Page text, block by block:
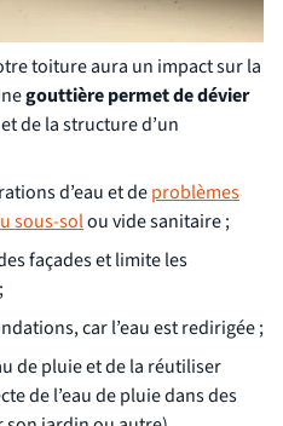
toiture aura un impact sur la
gouttière permet de dévier
de la structure d’un
d’eau et deproblèmes
sous-solou vide sanitaire ;
façades et limite les
car l’eau est redirigée ;
de pluie et de la réutiliser
de l’eau de pluie dans des